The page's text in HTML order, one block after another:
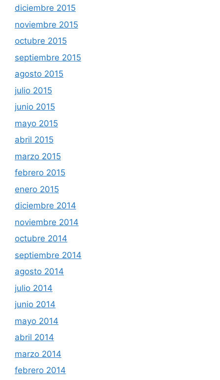
diciembre 2015
noviembre 2015
octubre 2015
septiembre 2015
agosto 2015
julio 2015
junio 2015
mayo 2015
abril 2015
marzo 2015
febrero 2015
enero 2015
diciembre 2014
noviembre 2014
octubre 2014
septiembre 2014
agosto 2014
julio 2014
junio 2014
mayo 2014
abril 2014
marzo 2014
febrero 2014